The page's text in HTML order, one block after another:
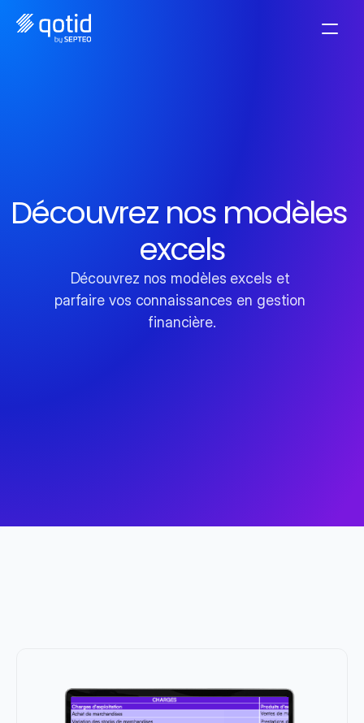
Découvrez nos modèles
excels
Découvrez nos modèles excels et
parfaire vos connaissances en gestion
financière.